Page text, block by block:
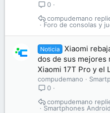
0
Foro de consolas y
compudemano
Noticia
Xiaomi
dos de sus mejores
Xiaomi 17T Pro y el
compudemano
0
Smartphones Android
compudemano